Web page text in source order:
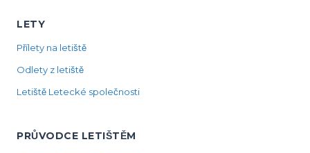
LETY
Přílety na letiště
Odlety z letiště
Letiště Letecké společnosti
PRŮVODCE LETIŠTĚM